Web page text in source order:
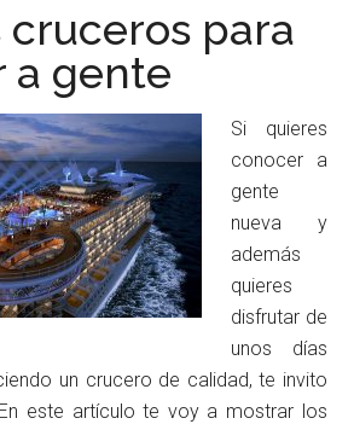
cruceros para
a gente
Si quieres
conocer a
gente
nueva y
además
quieres
disfrutar de
unos días
un crucero de calidad, te invito
este artículo te voy a mostrar los